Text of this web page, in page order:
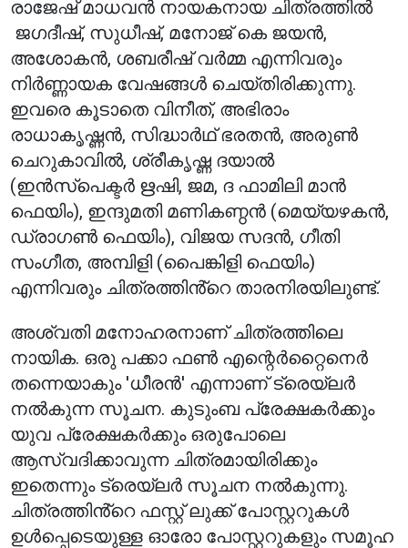
രാജേഷ് മാധവൻ നായകനായ ചിത്രത്തിൽ
ജഗദീഷ്, സുധീഷ്, മനോജ് കെ ജയൻ,
അശോകൻ, ശബരീഷ് വർമ്മ എന്നിവരും
നിർണ്ണായക വേഷങ്ങൾ ചെയ്തിരിക്കുന്നു.
ഇവരെ കൂടാതെ വിനീത്, അഭിരാം
രാധാകൃഷ്ണൻ, സിദ്ധാർഥ് ഭരതൻ, അരുൺ
ചെറുകാവിൽ, ശ്രീകൃഷ്ണ ദയാൽ
(ഇൻസ്പെക്ടർ ഋഷി, ജമ, ദ ഫാമിലി മാൻ
ഫെയിം), ഇന്ദുമതി മണികണ്ഠൻ (മെയ്യഴകൻ,
ഡ്രാഗൺ ഫെയിം), വിജയ സദൻ, ഗീതി
സംഗീത, അമ്പിളി (പൈങ്കിളി ഫെയിം)
എന്നിവരും ചിത്രത്തിൻ്റെ താരനിരയിലുണ്ട്.
അശ്വതി മനോഹരനാണ് ചിത്രത്തിലെ
നായിക. ഒരു പക്കാ ഫൺ എന്റെർറ്റൈനെർ
തന്നെയാകും 'ധീരൻ' എന്നാണ് ട്രെയ്‌ലർ
നൽകുന്ന സൂചന. കുടുംബ പ്രേക്ഷകർക്കും
യുവ പ്രേക്ഷകർക്കും ഒരുപോലെ
ആസ്വദിക്കാവുന്ന ചിത്രമായിരിക്കും
ഇതെന്നും ട്രെയ്‌ലർ സൂചന നൽകുന്നു.
ചിത്രത്തിൻ്റെ ഫസ്റ്റ് ലുക്ക് പോസ്റ്ററുകൾ
ഉൾപ്പെടെയുള്ള ഓരോ പോസ്റ്ററുകളും സമൂഹ